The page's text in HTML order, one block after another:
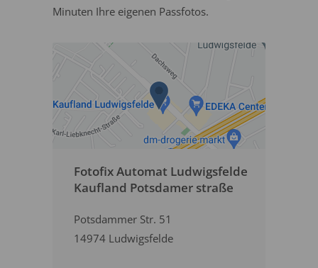
Minuten Ihre eigenen Passfotos.
Fotofix Automat Ludwigsfelde
Kaufland Potsdamer straße
Potsdammer Str. 51
14974 Ludwigsfelde